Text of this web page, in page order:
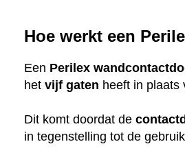
Hoe werkt een
Een Perilex
het vijf gaten heeft in
Dit komt doordat de
in tegenstelling tot de